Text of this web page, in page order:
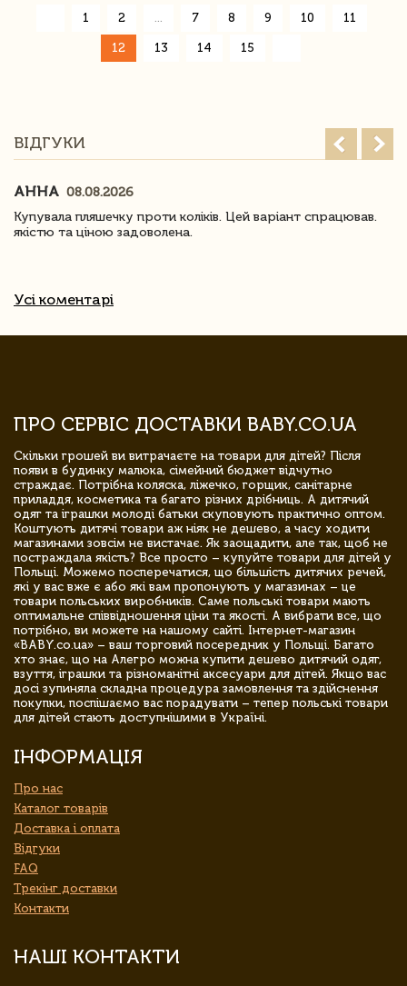
1 2 7 8 9 10 11
12 13 14 15
ВІДГУКИ
АННА 08.08.2026
Купувала пляшечку проти коліків. Цей варіант спрацював.
якістю та ціною задоволена.
Усі коментарі
ПРО СЕРВІС ДОСТАВКИ BABY.CO.UA
Скільки грошей ви витрачаєте на товари для дітей? Після
появи в будинку малюка, сімейний бюджет відчутно
страждає. Потрібна коляска, ліжечко, горщик, санітарне
приладдя, косметика та багато різних дрібниць. А дитячий
одяг та іграшки молоді батьки скуповують практично оптом.
Коштують дитячі товари аж ніяк не дешево, а часу ходити
магазинами зовсім не вистачає. Як заощадити, але так, щоб не
постраждала якість? Все просто – купуйте товари для дітей у
Польщі. Можемо посперечатися, що більшість дитячих речей,
які у вас вже є або які вам пропонують у магазинах – це
товари польських виробників. Саме польські товари мають
оптимальне співвідношення ціни та якості. А вибрати все, що
потрібно, ви можете на нашому сайті. Інтернет-магазин
«BABY.co.ua» – ваш торговий посередник у Польщі. Багато
хто знає, що на Алегро можна купити дешево дитячий одяг,
взуття, іграшки та різноманітні аксесуари для дітей. Якщо вас
досі зупиняла складна процедура замовлення та здійснення
покупки, поспішаємо вас порадувати – тепер польські товари
для дітей стають доступнішими в Україні.
ІНФОРМАЦІЯ
Про нас
Каталог товарів
Доставка і оплата
Відгуки
FAQ
Трекінг доставки
Контакти
НАШІ КОНТАКТИ